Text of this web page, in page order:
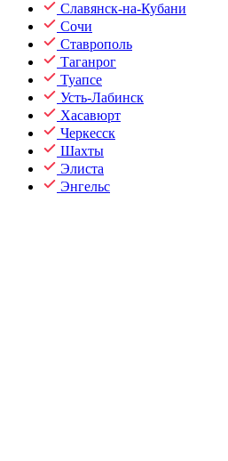
Славянск-на-Кубани
Сочи
Ставрополь
Таганрог
Туапсе
Усть-Лабинск
Хасавюрт
Черкесск
Шахты
Элиста
Энгельс